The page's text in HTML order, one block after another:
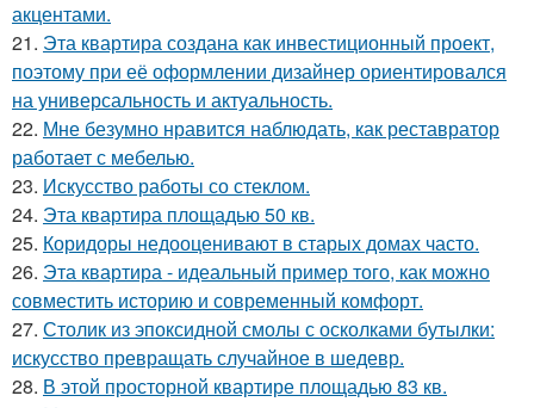
акцентами.
21. Эта квартира создана как инвестиционный проект,
поэтому при её оформлении дизайнер ориентировался
на универсальность и актуальность.
22. Мне безумно нравится наблюдать, как реставратор
работает с мебелью.
23. Искусство работы со стеклом.
24. Эта квартира площадью 50 кв.
25. Коридоры недооценивают в старых домах часто.
26. Эта квартира - идеальный пример того, как можно
совместить историю и современный комфорт.
27. Столик из эпоксидной смолы с осколками бутылки:
искусство превращать случайное в шедевр.
28. В этой просторной квартире площадью 83 кв.